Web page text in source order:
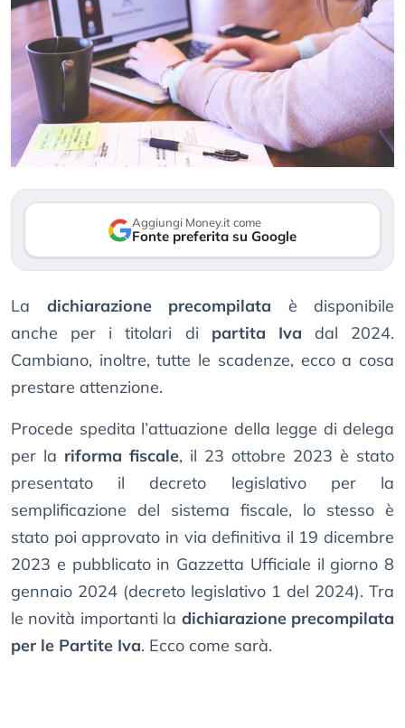
Aggiungi Money.it come
Fonte preferita su Google
La dichiarazione precompilata è disponibile
anche per i titolari di partita Iva dal 2024.
Cambiano, inoltre, tutte le scadenze, ecco a cosa
prestare attenzione.
Procede spedita l’attuazione della legge di delega
per la riforma fiscale, il 23 ottobre 2023 è stato
presentato il decreto legislativo per la
semplificazione del sistema fiscale, lo stesso è
stato poi approvato in via definitiva il 19 dicembre
2023 e pubblicato in Gazzetta Ufficiale il giorno 8
gennaio 2024 (decreto legislativo 1 del 2024). Tra
le novità importanti la dichiarazione precompilata
per le Partite Iva. Ecco come sarà.